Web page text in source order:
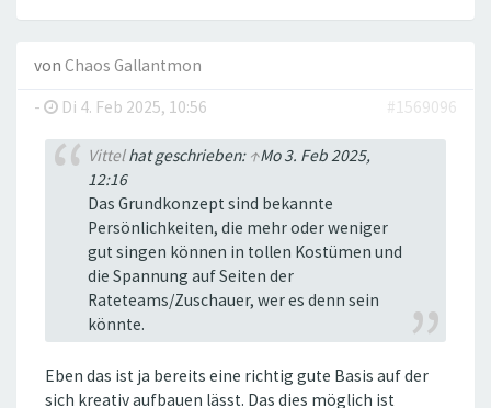
von Chaos Gallantmon
-
Di 4. Feb 2025, 10:56 #1569096
Vittelhat geschrieben: ↑Mo 3. Feb 2025,
12:16
Das Grundkonzept sind bekannte
Persönlichkeiten, die mehr oder weniger
gut singen können in tollen Kostümen und
die Spannung auf Seiten der
Rateteams/Zuschauer, wer es denn sein
könnte.
Eben das ist ja bereits eine richtig gute Basis auf der
sich kreativ aufbauen lässt. Das dies möglich ist